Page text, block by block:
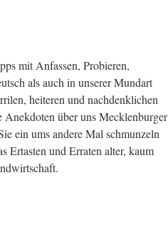
mit Anfassen, Probieren,
als auch in unserer Mundart
heiteren und nachdenklichen
über uns Mecklenburger
ein ums andere Mal schmunzeln
Ertasten und Erraten alter, kaum